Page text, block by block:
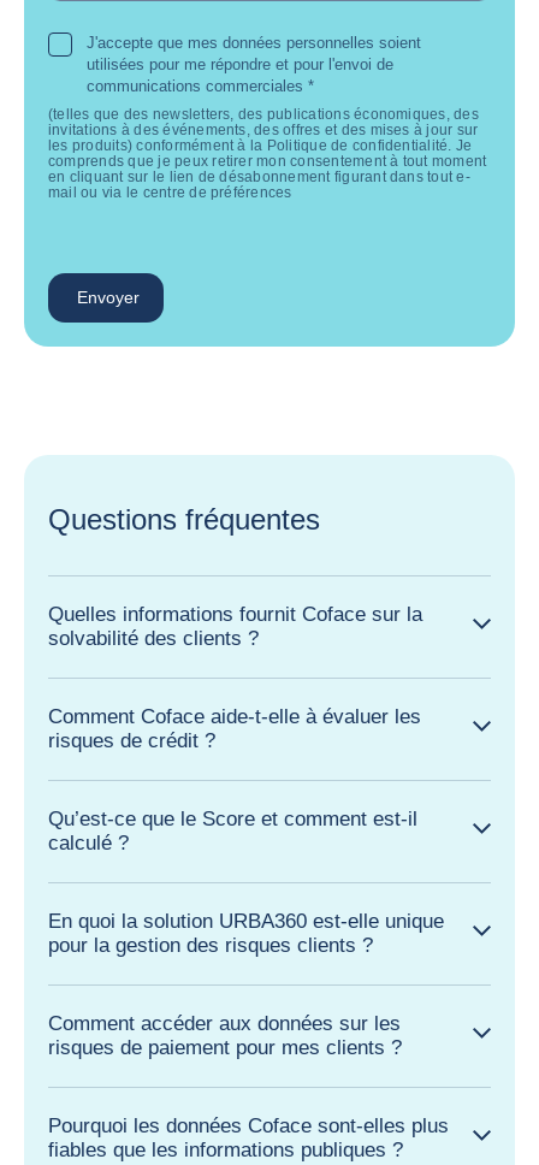
J'accepte que mes données personnelles soient
utilisées pour me répondre et pour l'envoi de
communications commerciales *
(telles que des newsletters, des publications économiques, des
invitations à des événements, des offres et des mises à jour sur
les produits) conformément à la Politique de confidentialité. Je
comprends que je peux retirer mon consentement à tout moment
en cliquant sur le lien de désabonnement figurant dans tout e-
mail ou via le centre de préférences
Envoyer
Questions fréquentes
Quelles informations fournit Coface sur la
solvabilité des clients ?
Comment Coface aide-t-elle à évaluer les
risques de crédit ?
Qu’est-ce que le Score et comment est-il
calculé ?
En quoi la solution URBA360 est-elle unique
pour la gestion des risques clients ?
Comment accéder aux données sur les
risques de paiement pour mes clients ?
Pourquoi les données Coface sont-elles plus
fiables que les informations publiques ?